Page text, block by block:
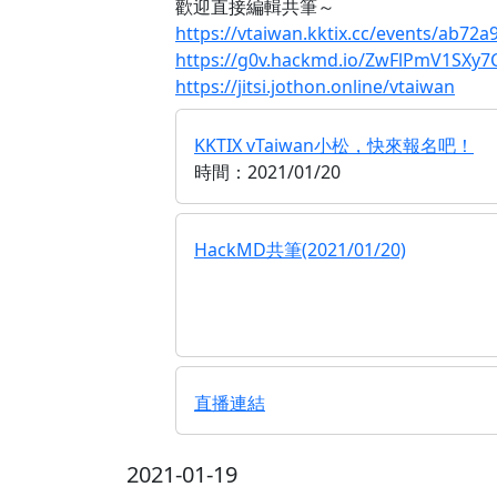
歡迎直接編輯共筆～
https://vtaiwan.kktix.cc/events/
https://g0v.hackmd.io/
https://jitsi.jothon.online/vtaiwan
KKTIX vTaiwan小松，快來報名吧！
時間：2021/01/20
HackMD共筆(2021/01/20)
直播連結
2021-01-19